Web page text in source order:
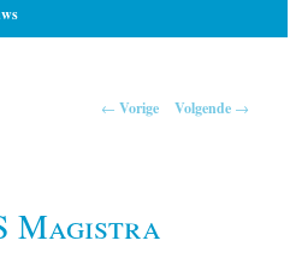
← Vorige Volgende →
Magistra